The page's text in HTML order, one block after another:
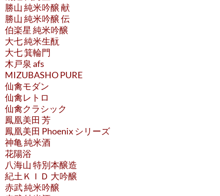
勝山 純米吟醸 献
勝山 純米吟醸 伝
伯楽星 純米吟醸
大七 純米生酛
大七 箕輪門
木戸泉 afs
MIZUBASHO PURE
仙禽モダン
仙禽レトロ
仙禽クラシック
鳳凰美田 芳
鳳凰美田 Phoenix シリーズ
神亀 純米酒
花陽浴
八海山 特別本醸造
紀土ＫＩＤ 大吟醸
赤武 純米吟醸